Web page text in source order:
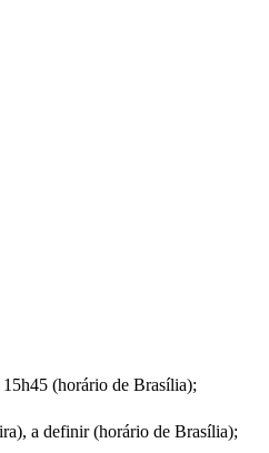
(horário de Brasília);
a definir (horário de Brasília);